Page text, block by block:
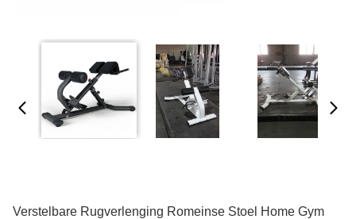
Verstelbare Rugverlenging Romeinse Stoel Home Gym